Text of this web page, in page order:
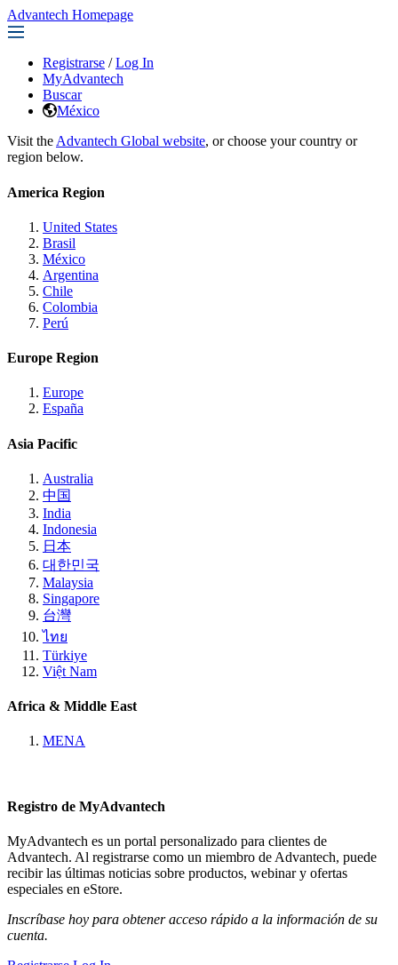
Advantech Homepage
Registrarse / Log In
MyAdvantech
Buscar
México
Visit the Advantech Global website, or choose your country or
region below.
America Region
United States
Brasil
México
Argentina
Chile
Colombia
Perú
Europe Region
Europe
España
Asia Pacific
Australia
中国
India
Indonesia
日本
대한민국
Malaysia
Singapore
台灣
ไทย
Türkiye
Việt Nam
Africa & Middle East
MENA
Registro de MyAdvantech
MyAdvantech es un portal personalizado para clientes de
Advantech. Al registrarse como un miembro de Advantech, puede
recibir las últimas noticias sobre productos, webinar y ofertas
especiales en eStore.
Inscríbase hoy para obtener acceso rápido a la información de su
cuenta.